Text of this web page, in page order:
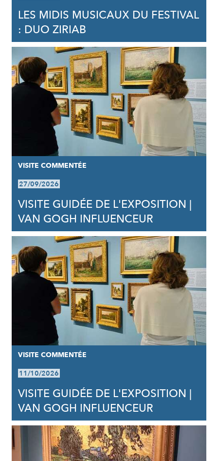
LES MIDIS MUSICAUX DU FESTIVAL
: DUO ZIRIAB
VISITE COMMENTÉE
27/09/2026
VISITE GUIDÉE DE L'EXPOSITION |
VAN GOGH INFLUENCEUR
VISITE COMMENTÉE
11/10/2026
VISITE GUIDÉE DE L'EXPOSITION |
VAN GOGH INFLUENCEUR